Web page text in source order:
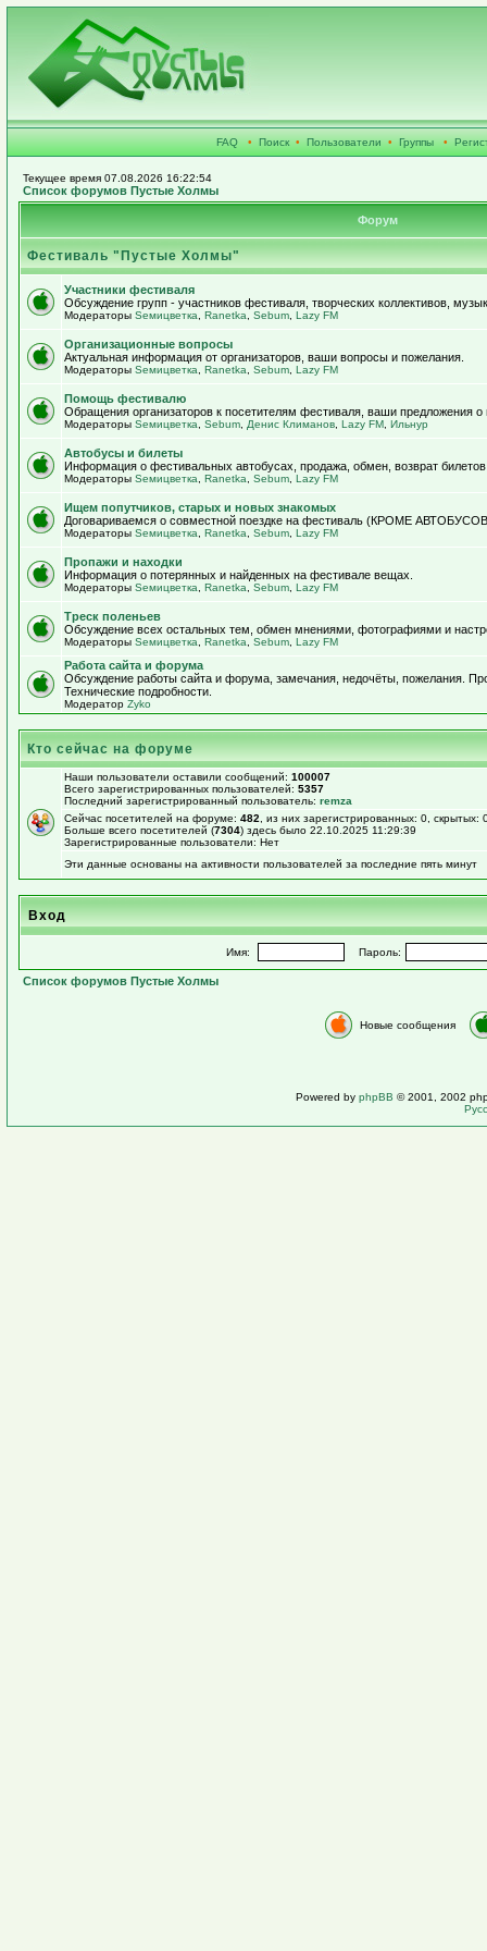
FAQ • Поиск • Пользователи • Группы •
Текущее время 07.08.2026 16:22:54
Список форумов Пустые Холмы
Форум
Фестиваль "Пустые Холмы"
Участники фестиваля
Обсуждение групп - участников фестиваля, творческих коллективов,
Модераторы Sемицветка Ranetka Sebum Lazy FM
Организационные вопросы
Актуальная информация от организаторов, ваши вопросы и пожелания.
Модераторы Sемицветка Ranetka Sebum Lazy FM
Помощь фестивалю
Обращения организаторов к посетителям фестиваля, ваши предложения
Модераторы Sемицветка Sebum Денис Климанов Lazy FM Ильнур
Автобусы и билеты
Информация о фестивальных автобусах, продажа, обмен, возврат
Модераторы Sемицветка Ranetka Sebum Lazy FM
Ищем попутчиков, старых и новых знакомых
Договариваемся о совместной поездке на фестиваль (КРОМЕ
Модераторы Sемицветка Ranetka Sebum Lazy FM
Пропажи и находки
Информация о потерянных и найденных на фестивале вещах.
Модераторы Sемицветка Ranetka Sebum Lazy FM
Треск поленьев
Обсуждение всех остальных тем, обмен мнениями, фотографиями и
Модераторы Sемицветка Ranetka Sebum Lazy FM
Работа сайта и форума
Обсуждение работы сайта и форума, замечания, недочёты, пожелания.
Технические подробности.
Модератор Zyko
Кто сейчас на форуме
Наши пользователи оставили сообщений: 100007
Всего зарегистрированных пользователей: 5357
Последний зарегистрированный пользователь: remza
Сейчас посетителей на форуме: 482 , из них зарегистрированных: 0,
Больше всего посетителей (7304) здесь было 22.10.2025 11:29:39
Зарегистрированные пользователи: Нет
Эти данные основаны на активности пользователей за последние пять минут
Вход
Имя: Пароль:
Список форумов Пустые Холмы
Новые сообщения
Powered by phpBB © 2001, 2002